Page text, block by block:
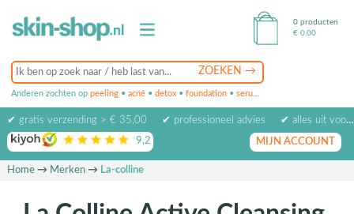
Anderen zochten op peeling • acné • detox • foundation • serum
0 producten
€ 0,00
✔ gratis verzending > € 35,00 ✔ professioneel advies
✔ alles uit voorraad leverbaar
9,2 op basis van beoordelingen
MIJN ACCOUNT
Home→ Merken→ La-colline